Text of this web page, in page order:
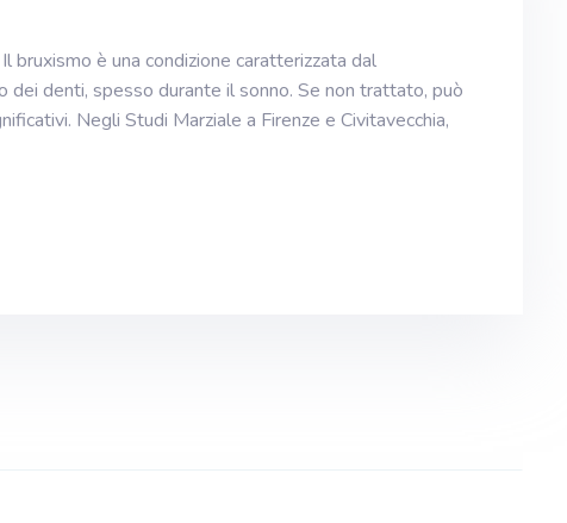
bruxismo è una condizione caratterizzata dal
denti, spesso durante il sonno. Se non trattato, può
Negli Studi Marziale a Firenze e Civitavecchia,